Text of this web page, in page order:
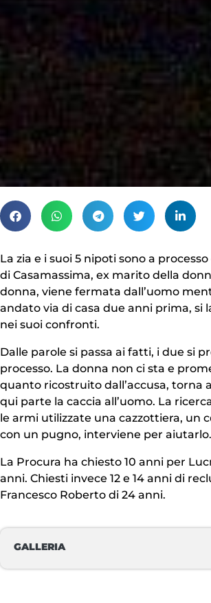
La zia e i suoi 5 nipoti sono a
di Casamassima, ex marito della
donna, viene fermata dall’uomo
andato via di casa due anni prima,
nei suoi confronti.
Dalle parole si passa ai fatti, i due si
processo. La donna non ci sta e
quanto ricostruito dall’accusa, torna
qui parte la caccia all’uomo. La
le armi utilizzate una cazzottiera, un
con un pugno, interviene per
La Procura ha chiesto 10 anni per
anni. Chiesti invece 12 e 14 anni di
Francesco Roberto di 24 anni.
GALLERIA